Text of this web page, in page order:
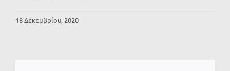
18 Δεκεμβρίου, 2020